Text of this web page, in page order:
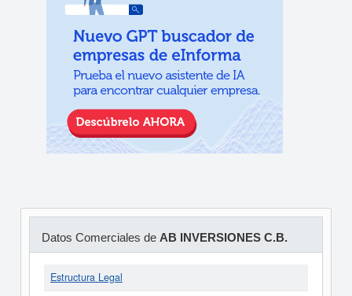
Datos Comerciales de AB INVERSIONES C.B.
Estructura Legal